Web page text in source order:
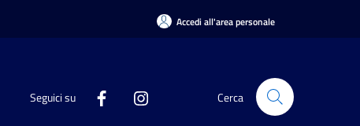
Accedi all'area personale
Seguici su Cerca